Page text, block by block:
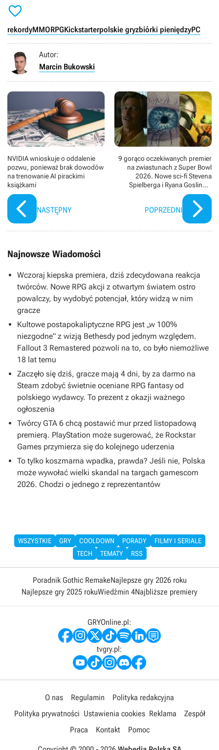

rekordyMMORPGKickstarterpolskie gryzbiórki pieniędzyPC
Autor:
Marcin Bukowski
NVIDIA wnioskuje o oddalenie
pozwu, ponieważ brak dowodów
na trenowanie AI pirackimi
książkami
NASTĘPNY
9 gorąco oczekiwanych premier
na zwiastunach z Super Bowl
2026. Nowe sci-fi Stevena
Spielberga i Ryana Goslinga,
kinowe Gwiezdne wojny i film
Netflixa z Bradem Pittem
POPRZEDNI
Najnowsze Wiadomości
Wczoraj kiepska premiera, dziś zdecydowana reakcja
twórców. Nowe RPG akcji z otwartym światem ostro
powalczy, by wydobyć potencjał, który widzą w nim
gracze
Kultowe postapokaliptyczne RPG jest „w 100%
niezgodne” z wizją Bethesdy pod jednym względem.
Fallout 3 Remastered pozwoli na to, co było niemożliwe
18 lat temu
Zaczęło się dziś, gracze mają 4 dni, by za darmo na
Steam zdobyć świetnie oceniane RPG fantasy od
polskiego wydawcy. To prezent z okazji ważnego
ogłoszenia
Twórcy GTA 6 chcą postawić mur przed listopadową
premierą. PlayStation może sugerować, że Rockstar
Games przymierza się do kolejnego uderzenia
To tylko koszmarna wpadka, prawda? Jeśli nie, Polska
może wywołać wielki skandal na targach gamescom
2026. Chodzi o jednego z reprezentantów
WSZYSTKIE GRY COOLDOWN PORADY
FILMY I SERIALE
TECH
TEMATY RSS
Poradnik Gothic RemakeNajlepsze gry 2026 roku
Najlepsze gry 2025 rokuWiedźmin 4Najbliższe premiery
GRYOnline.pl:
tvgry.pl:
O nas Regulamin
Polityka redakcyjna
Polityka prywatności Ustawienia cookies Reklama
Zespół
Praca
Kontakt Pomoc